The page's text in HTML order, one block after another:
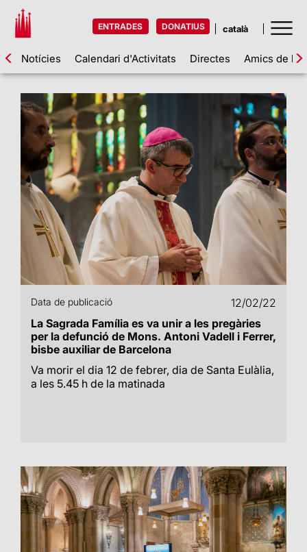
ENTRADES DONATIUS
Notícies Calendari d'Activitats Directes Amics de la
Data de publicació
12/02/22
La Sagrada Família es va unir a les pregàries
per la defunció de Mons. Antoni Vadell i Ferrer,
bisbe auxiliar de Barcelona
Va morir el dia 12 de febrer, dia de Santa Eulàlia,
a les 5.45 h de la matinada